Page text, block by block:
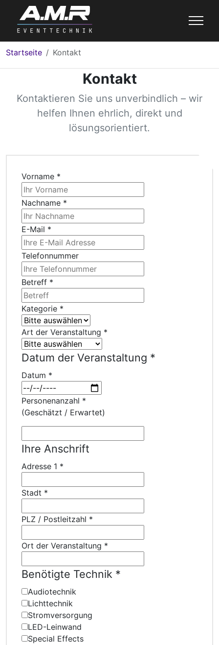
Startseite Kontakt
Kontakt
Kontaktieren Sie uns unverbindlich – wir
helfen Ihnen ehrlich, direkt und
lösungsorientiert.
Vorname *
Nachname *
E-Mail *
Telefonnummer
Betreff *
Kategorie *
Art der Veranstaltung *
Datum der Veranstaltung *
Datum *
Personenanzahl *
(Geschätzt / Erwartet)
Ihre Anschrift
Adresse 1 *
Stadt *
PLZ / Postleitzahl *
Ort der Veranstaltung *
Benötigte Technik *
Audiotechnik
Lichttechnik
Stromversorgung
LED-Leinwand
Special Effects